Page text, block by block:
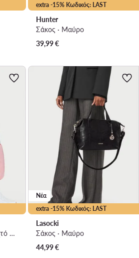
extra -15% Κωδικός: LAST
Hunter
Σάκος · Μαύρο
39,99€
Αθλητική τσάντα · Ανοιχτό ροζ
extra -15% Κωδικός: LAST
Νέα
Lasocki
Σάκος · Μαύρο
44,99€